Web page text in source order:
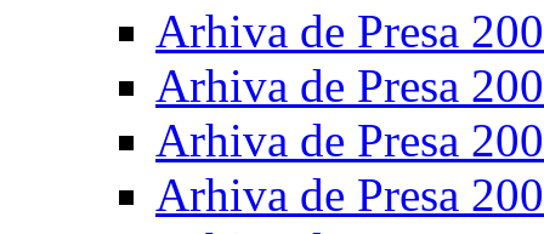
Arhiva de Presa
Arhiva de Presa
Arhiva de Presa
Arhiva de Presa